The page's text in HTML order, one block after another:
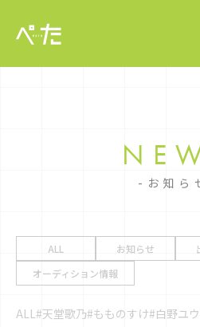
お知ら
ALL お知らせ
オーディション情報
ALL#天堂歌乃#もものすけ#白野ユウ